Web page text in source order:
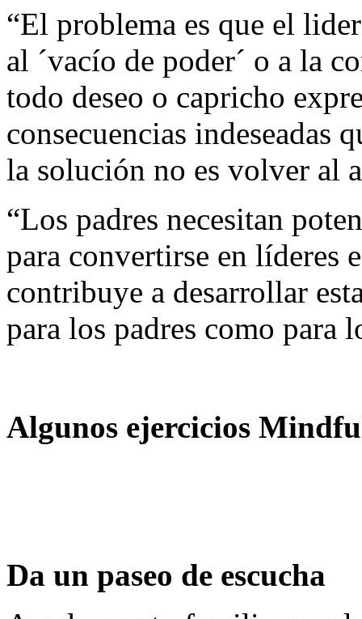
“El problema es que el
al ´vacío de poder´ o a la
todo deseo o capricho
consecuencias indeseadas
la solución no es volver al
“Los padres necesitan
para convertirse en líderes
contribuye a desarrollar
para los padres como para
Algunos ejercicios
Da un paseo de escucha